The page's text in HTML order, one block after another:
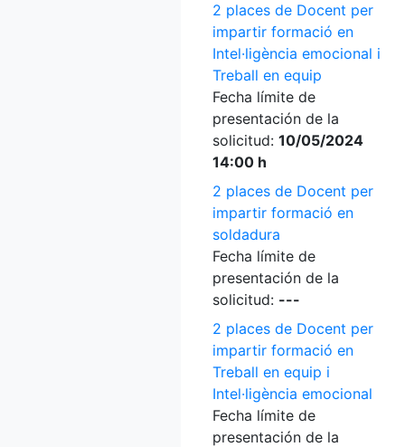
2 places de Docent per
impartir formació en
Intel·ligència emocional i
Treball en equip
Fecha límite de
presentación de la
solicitud: 10/05/2024
14:00 h
2 places de Docent per
impartir formació en
soldadura
Fecha límite de
presentación de la
solicitud: ---
2 places de Docent per
impartir formació en
Treball en equip i
Intel·ligència emocional
Fecha límite de
presentación de la